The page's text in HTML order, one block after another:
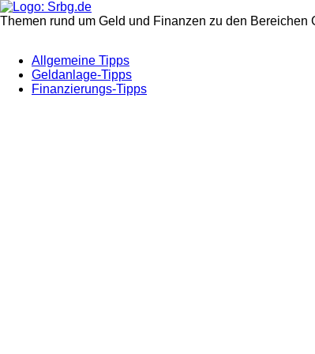
Themen rund um Geld und Finanzen zu den
Allgemeine Tipps
Geldanlage-Tipps
Finanzierungs-Tipps